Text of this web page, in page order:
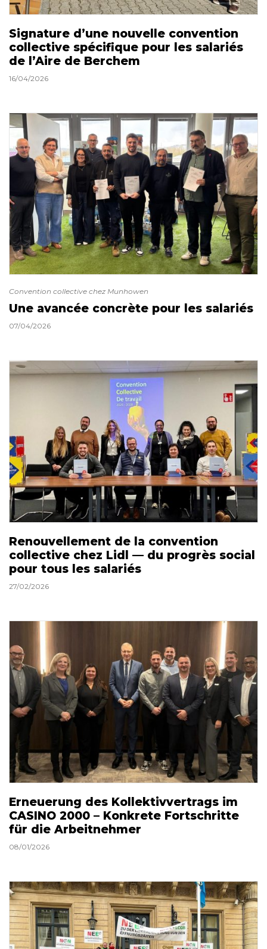
Signature d’une nouvelle convention
collective spécifique pour les salariés
de l’Aire de Berchem
16/04/2026
Convention collective chez Munhowen
Une avancée concrète pour les salariés
07/04/2026
Renouvellement de la convention
collective chez Lidl — du progrès social
pour tous les salariés
27/02/2026
Erneuerung des Kollektivvertrags im
CASINO 2000 – Konkrete Fortschritte
für die Arbeitnehmer
08/01/2026